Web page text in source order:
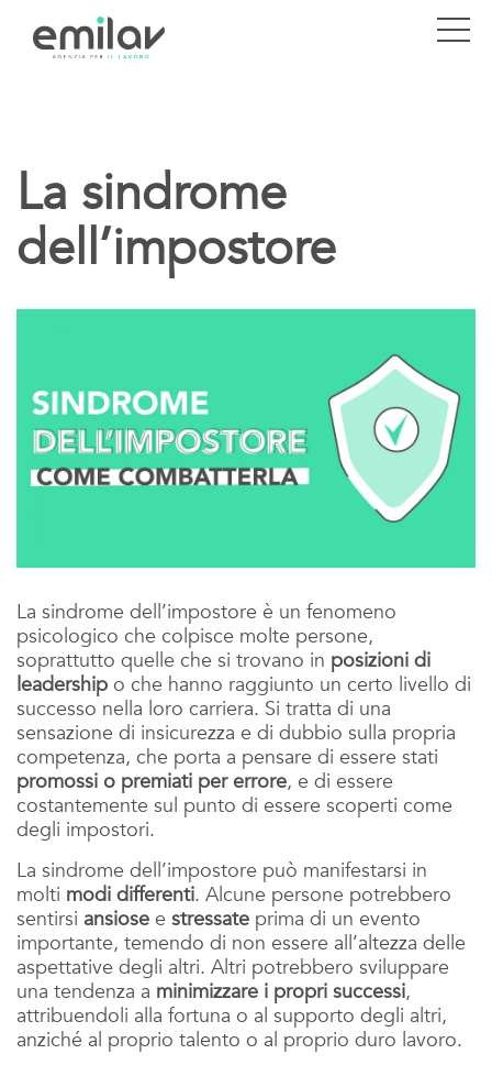
La sindrome
dell’impostore
La sindrome dell’impostore è un fenomeno
psicologico che colpisce molte persone,
soprattutto quelle che si trovano in posizioni di
leadership o che hanno raggiunto un certo livello di
successo nella loro carriera. Si tratta di una
sensazione di insicurezza e di dubbio sulla propria
competenza, che porta a pensare di essere stati
promossi o premiati per errore, e di essere
costantemente sul punto di essere scoperti come
degli impostori.
La sindrome dell’impostore può manifestarsi in
molti modi differenti. Alcune persone potrebbero
sentirsi ansiose e stressate prima di un evento
importante, temendo di non essere all’altezza delle
aspettative degli altri. Altri potrebbero sviluppare
una tendenza a minimizzare i propri successi,
attribuendoli alla fortuna o al supporto degli altri,
anziché al proprio talento o al proprio duro lavoro.